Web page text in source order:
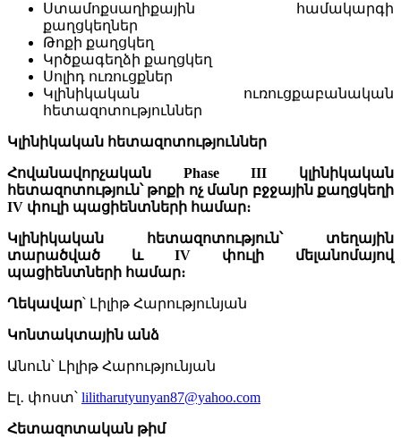
Ստամոքսաղիքային համակարգի
քաղցկեղներ
Թոքի քաղցկեղ
Կրծքագեղձի քաղցկեղ
Սոլիդ ուռուցքներ
Կլինիկական ուռուցքաբանական
հետազոտություններ
Կլինիկական հետազոտություններ
Հովանավորչական Phase III կլինիկական
հետազոտություն՝ թոքի ոչ մանր բջջային քաղցկեղի
IV փուլի պացիենտների համար։
Կլինիկական հետազոտություն՝
տեղային
տարածված
ևIV փուլի
մելանոմայով
պացիենտների համար։
Ղեկավար՝ Լիլիթ Հարությունյան
Կոնտակտային անձ
Անուն՝ Լիլիթ Հարությունյան
Էլ․ փոստ՝ lilitharutyunyan87@yahoo.com
Հետազոտական թիմ